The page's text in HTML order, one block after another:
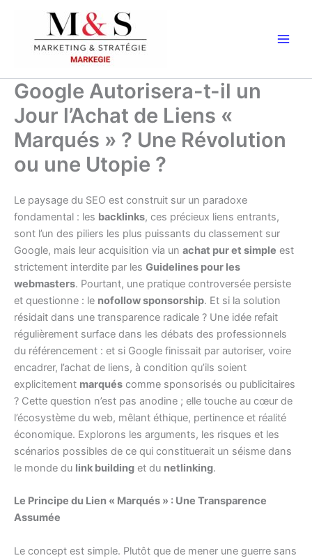
contenu
Google Autorisera-t-il un
Jour l’Achat de Liens «
Marqués » ? Une Révolution
ou une Utopie ?
Le paysage du SEO est construit sur un paradoxe
fondamental : les backlinks, ces précieux liens entrants,
sont l’un des piliers les plus puissants du classement sur
Google, mais leur acquisition via un achat pur et simple est
strictement interdite par les Guidelines pour les
webmasters. Pourtant, une pratique controversée persiste
et questionne : le nofollow sponsorship. Et si la solution
résidait dans une transparence radicale ? Une idée refait
régulièrement surface dans les débats des professionnels
du référencement : et si Google finissait par autoriser, voire
encadrer, l’achat de liens, à condition qu’ils soient
explicitement marqués comme sponsorisés ou publicitaires
? Cette question n’est pas anodine ; elle touche au cœur de
l’écosystème du web, mêlant éthique, pertinence et réalité
économique. Explorons les arguments, les risques et les
scénarios possibles de ce qui constituerait un séisme dans
le monde du link building et du netlinking.
Le Principe du Lien « Marqués » : Une Transparence
Assumée
Le concept est simple. Plutôt que de mener une guerre sans